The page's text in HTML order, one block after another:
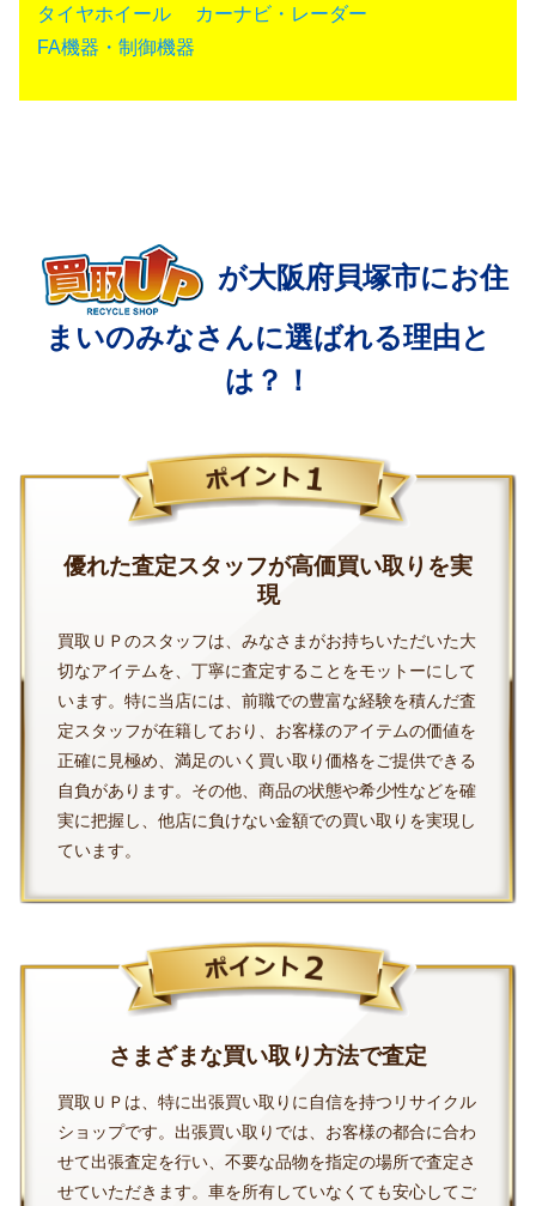
タイヤホイール
カーナビ・レーダー
FA機器・制御機器
が大阪府貝塚市にお住
まいのみなさんに選ばれる理由と
は？！
優れた査定スタッフが高価買い取りを実
現
買取ＵＰのスタッフは、みなさまがお持ちいただいた大
切なアイテムを、丁寧に査定することをモットーにして
います。特に当店には、前職での豊富な経験を積んだ査
定スタッフが在籍しており、お客様のアイテムの価値を
正確に見極め、満足のいく買い取り価格をご提供できる
自負があります。その他、商品の状態や希少性などを確
実に把握し、他店に負けない金額での買い取りを実現し
ています。
さまざまな買い取り方法で査定
買取ＵＰは、特に出張買い取りに自信を持つリサイクル
ショップです。出張買い取りでは、お客様の都合に合わ
せて出張査定を行い、不要な品物を指定の場所で査定さ
せていただきます。車を所有していなくても安心してご